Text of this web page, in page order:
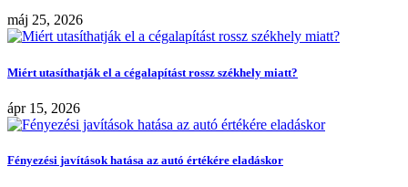
máj 25, 2026
Miért utasíthatják el a cégalapítást rossz székhely miatt?
ápr 15, 2026
Fényezési javítások hatása az autó értékére eladáskor